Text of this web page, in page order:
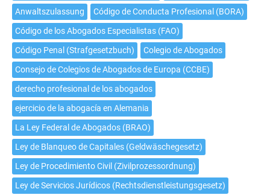
en
Alemania?
Anwaltszulassung
Código de Conducta Profesional (BORA)
Código de los Abogados Especialistas (FAO)
Código Penal (Strafgesetzbuch)
Colegio de Abogados
Consejo de Colegios de Abogados de Europa (CCBE)
derecho profesional de los abogados
ejercicio de la abogacía en Alemania
La Ley Federal de Abogados (BRAO)
Ley de Blanqueo de Capitales (Geldwäschegesetz)
Ley de Procedimiento Civil (Zivilprozessordnung)
Ley de Servicios Jurídicos (Rechtsdienstleistungsgesetz)